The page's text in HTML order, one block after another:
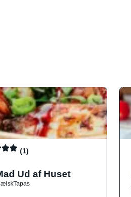
(1)
Ud af Huset
Tapas